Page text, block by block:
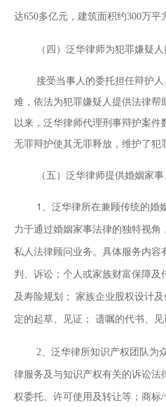
达650多亿元，建筑面积约300万平
（四）泛华律师为犯罪嫌疑
接受当事人的委托担任辩护
难，依法为犯罪嫌疑人提供法律
以来，泛华律师代理刑事辩护案
无罪辩护使其无罪释放，维护了犯
（五）泛华律师提供婚姻家
1、 泛华律所在兼顾传统的婚
力于通过婚姻家事法律的独特视角
私人法律顾问业务。具体服务内容
判、诉讼；个人或家族财富保障及
及寿险规划； 家族企业股权设计及
定的起草、见证； 遗嘱的代书、见
2、泛华律所知识产权团队为
律服务及与知识产权有关的诉讼法
权委托、许可使用及转让等；商标